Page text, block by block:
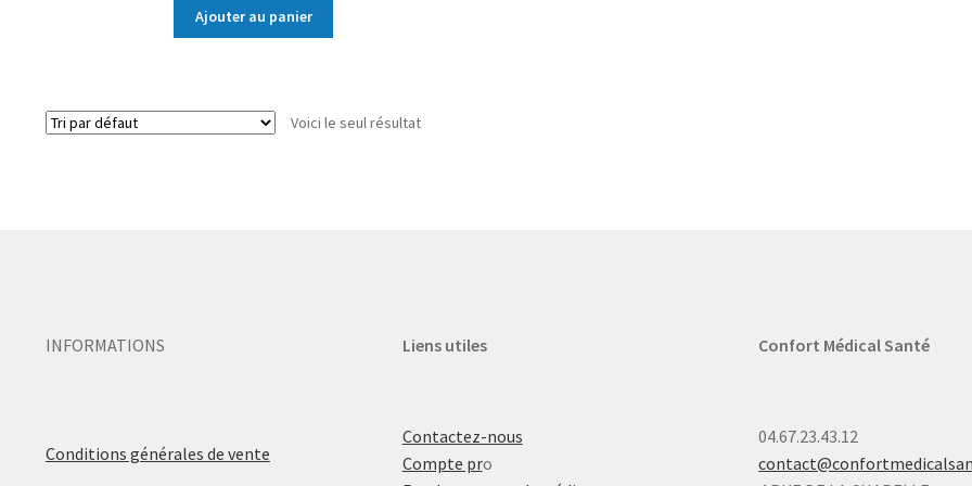
Ajouter au panier
Voici le seul résultat
INFORMATIONS
Conditions générales de vente
Liens utiles
Contactez-nous
Compte pro
Confort Médical Santé
04.67.23.43.12